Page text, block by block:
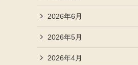
2026年6月
2026年5月
2026年4月